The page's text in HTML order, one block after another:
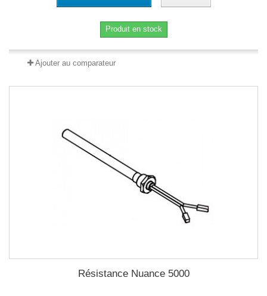
Produit en stock
Ajouter au comparateur
Résistance Nuance 5000